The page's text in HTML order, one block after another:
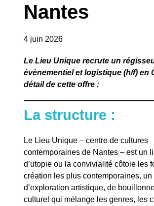
Nantes
4 juin 2026
Le Lieu Unique recrute un
évènementiel et logistique (h/f) en
détail de cette offre :
La structure :
Le Lieu Unique – centre de cultures
contemporaines de Nantes – est un
d’utopie ou la convivialité côtoie les
création les plus contemporaines, un
d’exploration artistique, de
culturel qui mélange les genres, les